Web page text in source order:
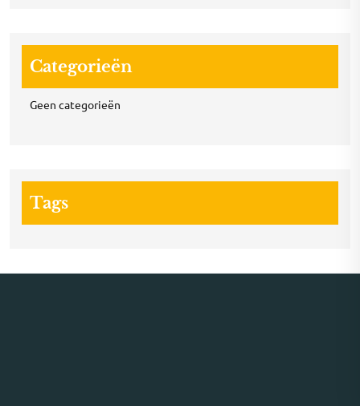
Categorieën
Geen categorieën
Tags